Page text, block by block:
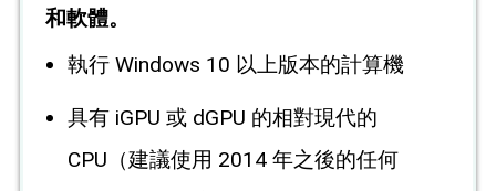
和軟體。
執行 Windows 10 以上版本的計算機
具有 iGPU 或 dGPU 的相對現代的
CPU（建議使用 2014 年之後的任何